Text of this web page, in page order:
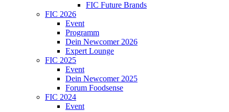
FIC Future Brands
FIC 2026
Event
Programm
Dein Newcomer 2026
Expert Lounge
FIC 2025
Event
Dein Newcomer 2025
Forum Foodsense
FIC 2024
Event